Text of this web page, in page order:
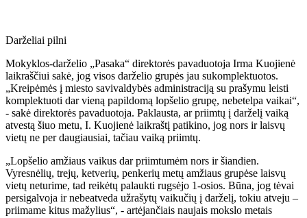
Darželiai pilni
Mokyklos-darželio „Pasaka“ direktorės pavaduotoja Irma Kuojienė
laikraščiui sakė, jog visos darželio grupės jau sukomplektuotos.
„Kreipėmės į miesto savivaldybės administraciją su prašymu leisti
komplektuoti dar vieną papildomą lopšelio grupę, nebetelpa vaikai“,
- sakė direktorės pavaduotoja. Paklausta, ar priimtų į darželį vaiką
atvestą šiuo metu, I. Kuojienė laikraštį patikino, jog nors ir laisvų
vietų ne per daugiausiai, tačiau vaiką priimtų.
„Lopšelio amžiaus vaikus dar priimtumėm nors ir šiandien.
Vyresnėlių, trejų, ketverių, penkerių metų amžiaus grupėse laisvų
vietų neturime, tad reikėtų palaukti rugsėjo 1-osios. Būna, jog tėvai
persigalvoja ir nebeatveda užrašytų vaikučių į darželį, tokiu atveju –
priimame kitus mažylius“, - artėjančiais naujais mokslo metais